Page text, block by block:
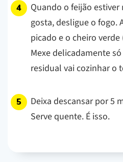
Quando o feijão
gosta, desligue o fogo.
picado e o cheiro
Mexe delicadamente
residual vai cozinhar o
Deixa descansar por 5
Serve quente. É isso.